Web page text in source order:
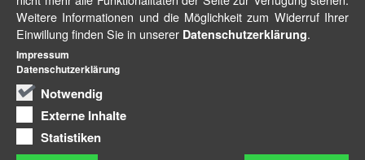
Weitere Informationen und die Möglichkeit zum Widerruf Ihrer
Einwillung finden Sie in unserer Datenschutzerklärung.
Notwendig
Externe Inhalte
Statistiken
Impressum
Datenschutzerklärung